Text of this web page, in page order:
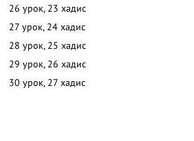
По Мере Готовности
Данный хадис
науки.
26 урок, 23 хадис
27 урок, 24 хадис
28 урок, 25 хадис
29 урок, 26 хадис
30 урок, 27 хадис